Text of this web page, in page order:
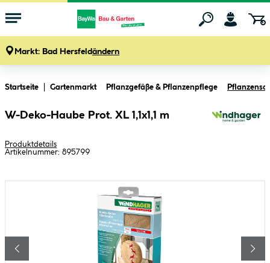
Markt: Bad Hersfeldändern
Startseite Gartenmarkt Pflanzgefäße & Pflanzenpflege
W-Deko-Haube Prot. XL 1,1x1,1 m
Produktdetails
Artikelnummer: 895799